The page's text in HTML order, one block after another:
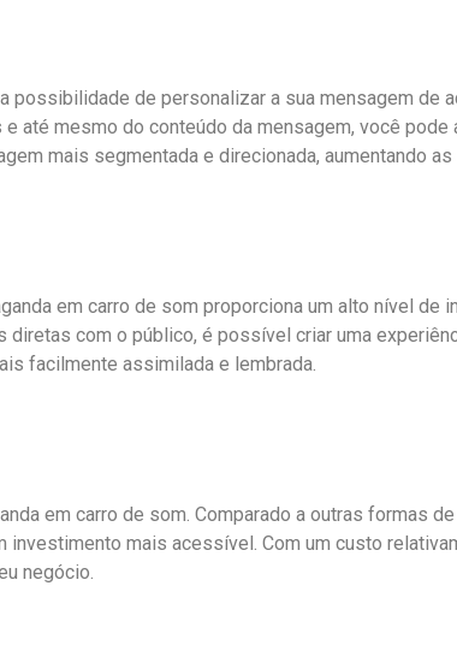
possibilidade de personalizar a sua mensagem
até mesmo do conteúdo da mensagem, você pode
mais segmentada e direcionada, aumentando
em carro de som proporciona um alto nível de
com o público, é possível criar uma
facilmente assimilada e lembrada.
em carro de som. Comparado a outras formas
mais acessível. Com um custo
negócio.